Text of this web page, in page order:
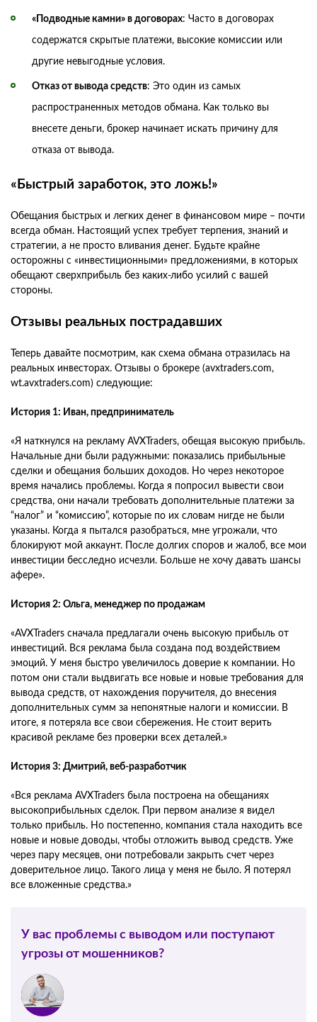
«Подводные камни» в договорах: Часто в договорах
содержатся скрытые платежи, высокие комиссии или
другие невыгодные условия.
Отказ от вывода средств: Это один из самых
распространенных методов обмана. Как только вы
внесете деньги, брокер начинает искать причину для
отказа от вывода.
«Быстрый заработок, это ложь!»
Обещания быстрых и легких денег в финансовом мире – почти
всегда обман. Настоящий успех требует терпения, знаний и
стратегии, а не просто вливания денег. Будьте крайне
осторожны с «инвестиционными» предложениями, в которых
обещают сверхприбыль без каких-либо усилий с вашей
стороны.
Отзывы реальных пострадавших
Теперь давайте посмотрим, как схема обмана отразилась на
реальных инвесторах. Отзывы о брокере (avxtraders.com,
wt.avxtraders.com) следующие:
История 1: Иван, предприниматель
«Я наткнулся на рекламу AVXTraders, обещая высокую прибыль.
Начальные дни были радужными: показались прибыльные
сделки и обещания больших доходов. Но через некоторое
время начались проблемы. Когда я попросил вывести свои
средства, они начали требовать дополнительные платежи за
“налог” и “комиссию”, которые по их словам нигде не были
указаны. Когда я пытался разобраться, мне угрожали, что
блокируют мой аккаунт. После долгих споров и жалоб, все мои
инвестиции бесследно исчезли. Больше не хочу давать шансы
афере».
История 2: Ольга, менеджер по продажам
«AVXTraders сначала предлагали очень высокую прибыль от
инвестиций. Вся реклама была создана под воздействием
эмоций. У меня быстро увеличилось доверие к компании. Но
потом они стали выдвигать все новые и новые требования для
вывода средств, от нахождения поручителя, до внесения
дополнительных сумм за непонятные налоги и комиссии. В
итоге, я потеряла все свои сбережения. Не стоит верить
красивой рекламе без проверки всех деталей.»
История 3: Дмитрий, веб-разработчик
«Вся реклама AVXTraders была построена на обещаниях
высокоприбыльных сделок. При первом анализе я видел
только прибыль. Но постепенно, компания стала находить все
новые и новые доводы, чтобы отложить вывод средств. Уже
через пару месяцев, они потребовали закрыть счет через
доверительное лицо. Такого лица у меня не было. Я потерял
все вложенные средства.»
У вас проблемы с выводом или поступают
угрозы от мошенников?